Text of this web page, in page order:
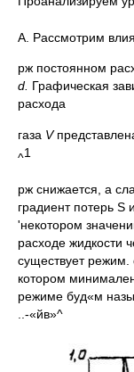
А. Рассмотрим
рж постоянном
d. Графическая
расхода
газа V
^1
рж снижается, а
гра­диент потерь
'некотором
расходе жидкости
существует режим.
котором
режиме буд«м
..-«йв»^